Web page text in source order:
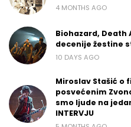
4 MONTHS AGO
Biohazard, Death
decenije žestine
10 DAYS AGO
Miroslav Stašić o
posvećenim
smo ljude na
INTERVJU